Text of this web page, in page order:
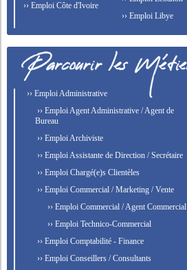
›› Emploi Côte d'Ivoire
›› Emploi Libye
›› Emploi Administrative
›› Emploi Agent Administrative / Agent de
Bureau
›› Emploi Archiviste
›› Emploi Assistante de Direction / Secrétaire
›› Emploi Chargé(e)s Clientèles
›› Emploi Commercial / Marketing / Vente
›› Emploi Commercial / Agent Commercial
›› Emploi Technico-Commercial
›› Emploi Comptabilité - Finance
›› Emploi Conseillers / Consultants